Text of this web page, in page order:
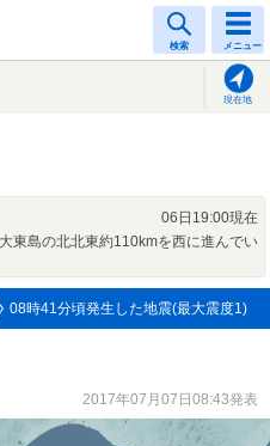
検索 メニュー
現在地
06日19:00現在
東島の北北東約110kmを西に進んでい
08時41分頃発生した地震(最大震度1)
2017年07月07日08:43発表